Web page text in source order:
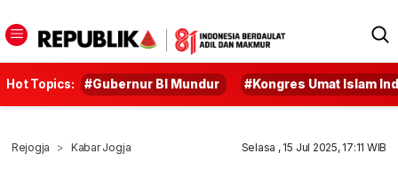
Hot Topics: #Gubernur BI Mundur #Kongres Umat Islam
Rejogja Kabar Jogja Selasa , 15 Jul 2025, 17:11 WIB